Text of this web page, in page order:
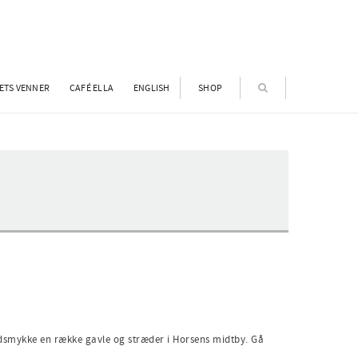
VENNER CAFÉ ELLA ENGLISH SHOP
en række gavle og stræder i Horsens midtby. Gå